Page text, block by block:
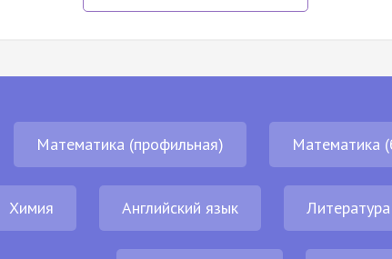
Математика (профильная) Математика
Химия Английский язык Литература